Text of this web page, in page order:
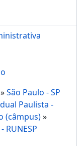
»São Paulo - SP
Paulista -
(câmpus)»
RUNESP